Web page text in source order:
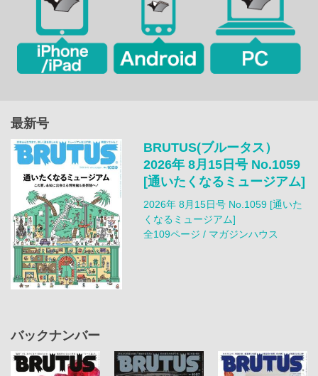
最新号
BRUTUS(ブルータス）
2026年 8月15日号 No.1059
[通いたくなるミュージアム]
2026年 8月15日号 No.1059 [通いた
くなるミュージアム]
全109ページ / マガジンハウス
バックナンバー